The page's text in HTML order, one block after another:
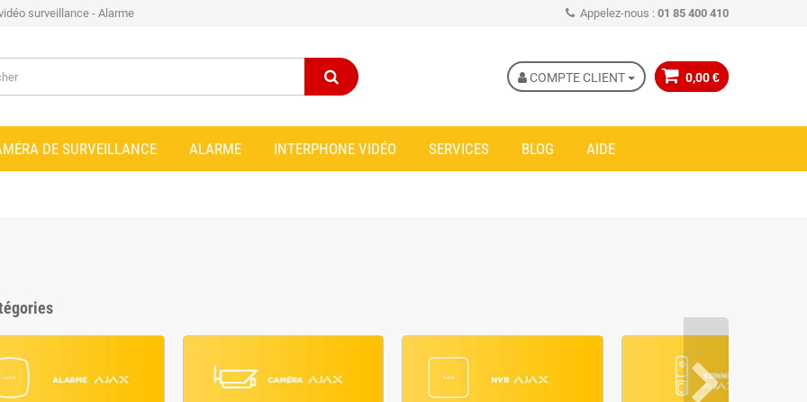
surveillance - Alarme Appelez-nous : 01 85 400 410
0,00 €
COMPTE CLIENT
DE SURVEILLANCE ALARME INTERPHONE VIDÉO SERVICES BLOG AIDE